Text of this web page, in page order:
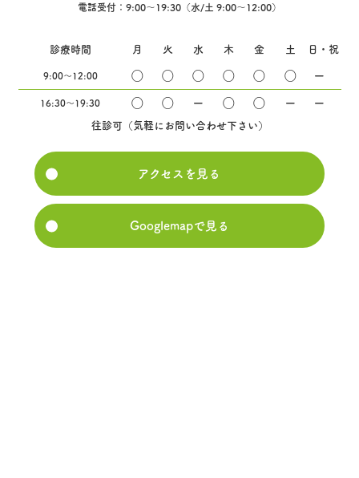
電話受付：9:00～19:30（水/土 9:00～12:00）
診療時間 月 火 水 木 金 土 日・祝
9:00〜12:00 ◯ ◯ ◯ ◯ ◯ ◯ ー
16:30〜19:30 ◯ ◯ ー ◯ ◯ ー ー
往診可（気軽にお問い合わせ下さい）
アクセスを見る
Googlemapで見る